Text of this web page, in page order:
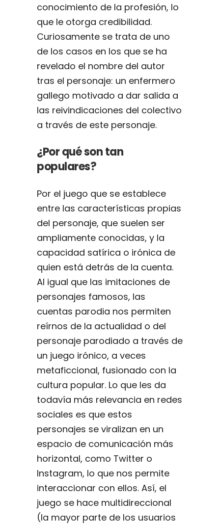
conocimiento de la profesión, lo
que le otorga credibilidad.
Curiosamente se trata de uno
de los casos en los que se ha
revelado el nombre del autor
tras el personaje: un enfermero
gallego motivado a dar salida a
las reivindicaciones del colectivo
a través de este personaje.
¿Por qué son tan
populares?
Por el juego que se establece
entre las características propias
del personaje, que suelen ser
ampliamente conocidas, y la
capacidad satírica o irónica de
quien está detrás de la cuenta.
Al igual que las imitaciones de
personajes famosos, las
cuentas parodia nos permiten
reírnos de la actualidad o del
personaje parodiado a través de
un juego irónico, a veces
metaficcional, fusionado con la
cultura popular. Lo que les da
todavía más relevancia en redes
sociales es que estos
personajes se viralizan en un
espacio de comunicación más
horizontal, como Twitter o
Instagram, lo que nos permite
interaccionar con ellos. Así, el
juego se hace multidireccional
(la mayor parte de los usuarios